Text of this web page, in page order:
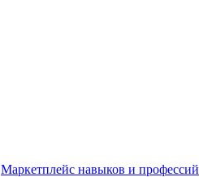
Маркетплейс навыков и профессий